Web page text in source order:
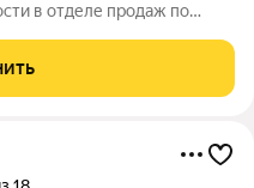
по
с чистовой